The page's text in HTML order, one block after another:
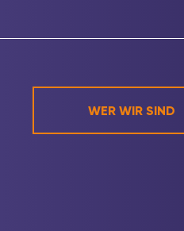
WER WIR SIND